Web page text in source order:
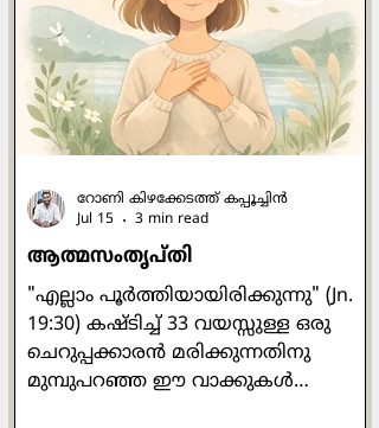
മനോനില(Mood)യെക്കുറിച്ച്
പഠിക്കുന്നു . മനോനില അഥവാ മൂഡ്
എന്നത് നമ്മുടെ വ്യക്തിത്വവുമായി
അഭേദ്യമായി ബന്ധപ്പെട്ടിരിക്കുന്നു
എന്ന് നാം കണ്ടു . നാലു തരം
ആത്മസംതൃപ്തി
"എല്ലാം പൂര്‍ത്തിയായിരിക്കുന്നു" (Jn.
19:30) കഷ്ടിച്ച് 33 വയസ്സുള്ള ഒരു
ചെറുപ്പക്കാരന്‍ മരിക്കുന്നതിനു
മുമ്പുപറഞ്ഞ ഈ വാക്കുകള്‍
റോണി കിഴക്കേടത്ത് കപ്പൂച്ചിന്‍
Jul 15
3 min read